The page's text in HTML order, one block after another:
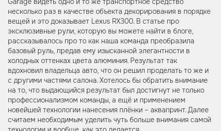
несколько раз в качестве объекта декорирования в порядке
вещей и это доказывает Lexus RX300. В статье про
эксклюзивные рули, которую вы можете найти в блоге,
рассказывалось про то как наша команда преобразила
базовый руль, предав ему изысканной элегантности в
холодных оттенках цвета алюминия. Результат так
вдохновил владельца авто, что он решил проделать то же и
с другими частями салона. Хотелось бы обратить внимание
на то, что выдающийся результат был достигнут не только
профессионализмом команды, а ещё и применением
новейшей технологии нанесения плёнки – аквапринт. Далее
считаем необходимым уделить чуть больше внимания самой